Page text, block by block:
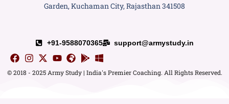
Garden, Kuchaman City, Rajasthan 341508
+91-9588070365 support@armystudy.in
© 2018 - 2025 Army Study | India's Premier Coaching. All Rights Reserved.